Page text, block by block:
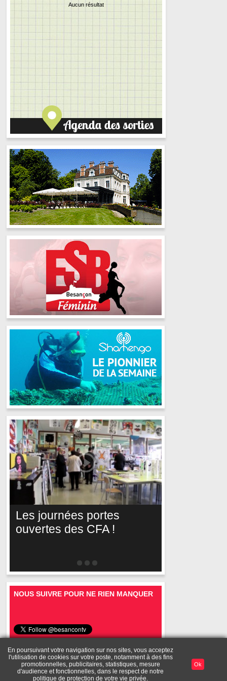
Aucun résultat
Les journées portes
ouvertes des CFA !
NOUS SUIVRE POUR NE RIEN MANQUER
En poursuivant votre navigation sur nos sites, vous acceptez
l'utilisation de cookies sur votre poste, notamment à des fins
promotionnelles, publicitaires, statistiques, mesure
d'audience et fonctionnelles, dans le respect de notre
politique de protection de votre vie privée.
Ok
Mentions
légales
A
propos
Toutes les
vidéos
Diffusez vos
vidéos
Publicité